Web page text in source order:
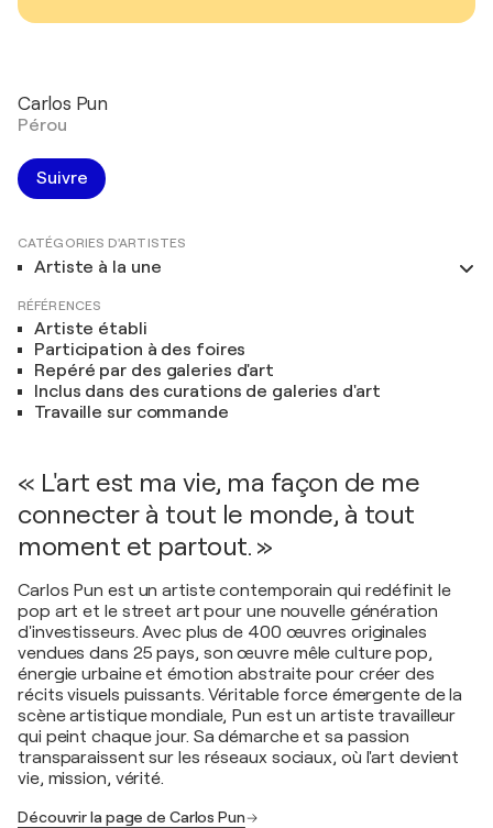
Carlos Pun
Pérou
Suivre
CATÉGORIES D'ARTISTES
Artiste à la une
RÉFÉRENCES
Artiste établi
Participation à des foires
Repéré par des galeries d'art
Inclus dans des curations de galeries d'art
Travaille sur commande
« L'art est ma vie, ma façon de me
connecter à tout le monde, à tout
moment et partout. »
Carlos Pun est un artiste contemporain qui redéfinit le
pop art et le street art pour une nouvelle génération
d'investisseurs. Avec plus de 400 œuvres originales
vendues dans 25 pays, son œuvre mêle culture pop,
énergie urbaine et émotion abstraite pour créer des
récits visuels puissants. Véritable force émergente de la
scène artistique mondiale, Pun est un artiste travailleur
qui peint chaque jour. Sa démarche et sa passion
transparaissent sur les réseaux sociaux, où l'art devient
vie, mission, vérité.
Découvrir la page de Carlos Pun